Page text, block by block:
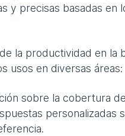
y precisas basadas en
la productividad en la
usos en diversas áreas:
sobre la cobertura
personalizadas